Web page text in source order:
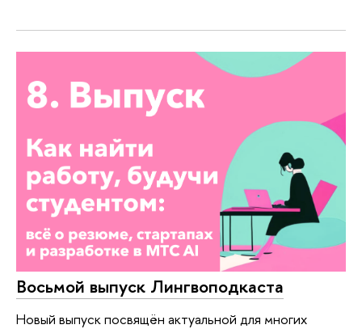
Восьмой выпуск Лингвоподкаста
Новый выпуск посвящён актуальной для многих